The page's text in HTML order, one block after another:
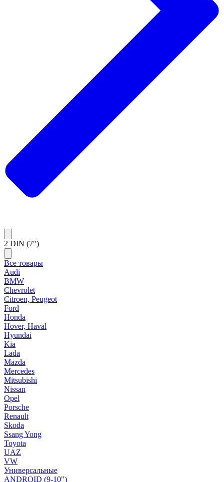
2 DIN (7")
Все товары
Audi
BMW
Chevrolet
Citroen, Peugeot
Ford
Honda
Hover, Haval
Hyundai
Kia
Lada
Mazda
Mercedes
Mitsubishi
Nissan
Opel
Porsche
Renault
Skoda
Ssang Yong
Toyota
UAZ
VW
Универсальные
ANDROID (9-10")